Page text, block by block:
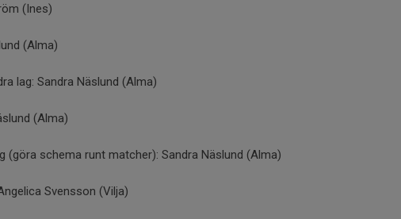
(Ines)
(Alma)
lag: Sandra Näslund (Alma)
(Alma)
(göra schema runt matcher): Sandra Näslund (Alma)
Svensson (Vilja)